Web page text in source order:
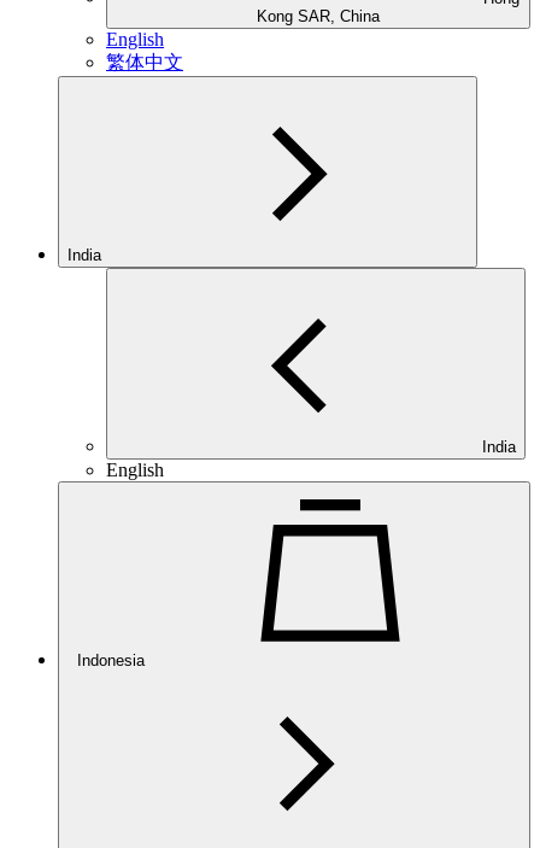
Kong SAR, China
English
繁体中文
India
India
English
Indonesia